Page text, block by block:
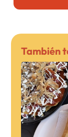
También